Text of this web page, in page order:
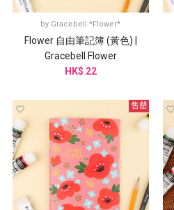
by Gracebell *Flower*
Flower 自由筆記簿 (黃色) |
Gracebell Flower
HK$ 22
售罄